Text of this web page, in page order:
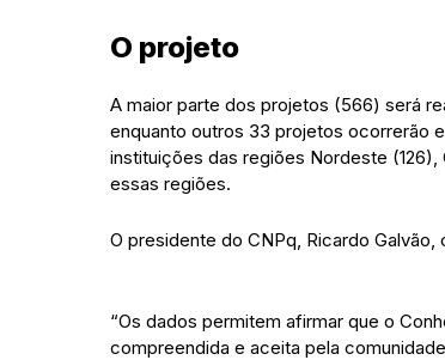
O projeto
A maior parte dos projetos (566) será
enquanto outros 33 projetos ocorrerão
instituições das regiões Nordeste
essas regiões.
O presidente do CNPq, Ricardo
“Os dados permitem afirmar que o
compreendida e aceita pela